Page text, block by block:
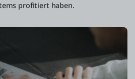
profitiert haben.